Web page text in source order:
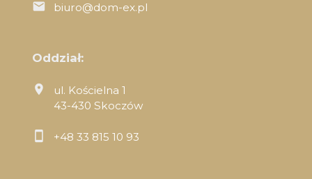
biuro@dom-ex.pl
Oddział:
ul. Kościelna 1
43-430 Skoczów
+48 33 815 10 93